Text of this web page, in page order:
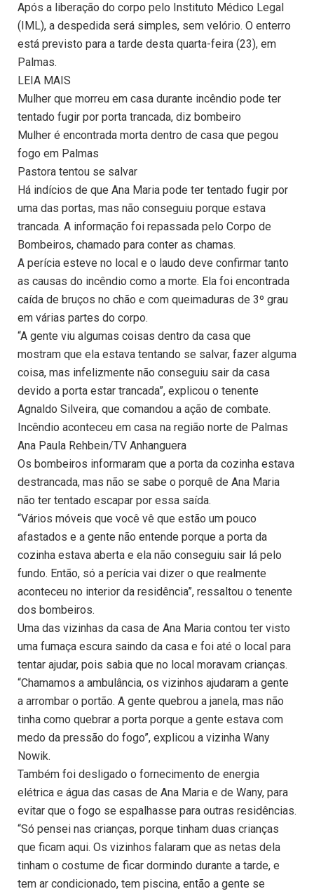
Após a liberação do corpo pelo Instituto Médico Legal
(IML), a despedida será simples, sem velório. O enterro
está previsto para a tarde desta quarta-feira (23), em
Palmas.
LEIA MAIS
Mulher que morreu em casa durante incêndio pode ter
tentado fugir por porta trancada, diz bombeiro
Mulher é encontrada morta dentro de casa que pegou
fogo em Palmas
Pastora tentou se salvar
Há indícios de que Ana Maria pode ter tentado fugir por
uma das portas, mas não conseguiu porque estava
trancada. A informação foi repassada pelo Corpo de
Bombeiros, chamado para conter as chamas.
A perícia esteve no local e o laudo deve confirmar tanto
as causas do incêndio como a morte. Ela foi encontrada
caída de bruços no chão e com queimaduras de 3º grau
em várias partes do corpo.
“A gente viu algumas coisas dentro da casa que
mostram que ela estava tentando se salvar, fazer alguma
coisa, mas infelizmente não conseguiu sair da casa
devido a porta estar trancada”, explicou o tenente
Agnaldo Silveira, que comandou a ação de combate.
Incêndio aconteceu em casa na região norte de Palmas
Ana Paula Rehbein/TV Anhanguera
Os bombeiros informaram que a porta da cozinha estava
destrancada, mas não se sabe o porquê de Ana Maria
não ter tentado escapar por essa saída.
“Vários móveis que você vê que estão um pouco
afastados e a gente não entende porque a porta da
cozinha estava aberta e ela não conseguiu sair lá pelo
fundo. Então, só a perícia vai dizer o que realmente
aconteceu no interior da residência”, ressaltou o tenente
dos bombeiros.
Uma das vizinhas da casa de Ana Maria contou ter visto
uma fumaça escura saindo da casa e foi até o local para
tentar ajudar, pois sabia que no local moravam crianças.
“Chamamos a ambulância, os vizinhos ajudaram a gente
a arrombar o portão. A gente quebrou a janela, mas não
tinha como quebrar a porta porque a gente estava com
medo da pressão do fogo”, explicou a vizinha Wany
Nowik.
Também foi desligado o fornecimento de energia
elétrica e água das casas de Ana Maria e de Wany, para
evitar que o fogo se espalhasse para outras residências.
“Só pensei nas crianças, porque tinham duas crianças
que ficam aqui. Os vizinhos falaram que as netas dela
tinham o costume de ficar dormindo durante a tarde, e
tem ar condicionado, tem piscina, então a gente se